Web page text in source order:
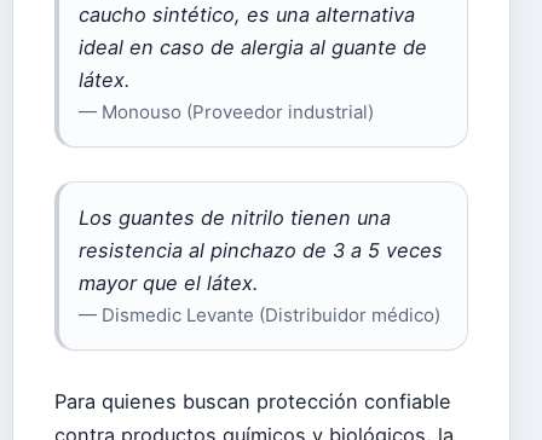
caucho sintético, es una alternativa
ideal en caso de alergia al guante de
látex.
— Monouso (Proveedor industrial)
Los guantes de nitrilo tienen una
resistencia al pinchazo de 3 a 5 veces
mayor que el látex.
— Dismedic Levante (Distribuidor médico)
Para quienes buscan protección confiable
contra productos químicos y biológicos, la